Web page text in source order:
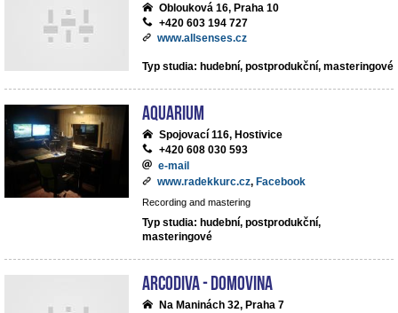
Oblouková 16, Praha 10
+420 603 194 727
www.allsenses.cz
Typ studia: hudební, postprodukční, masteringové
Aquarium
Spojovací 116, Hostivice
+420 608 030 593
e-mail
www.radekkurc.cz, Facebook
Recording and mastering
Typ studia: hudební, postprodukční,
masteringové
ArcoDiva - Domovina
Na Maninách 32, Praha 7